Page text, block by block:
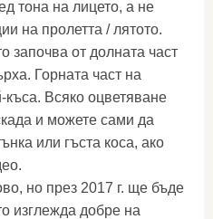
тона на лицето, а не
на пролетта / лятото.
започва от долната част
Горната част на
къса. Всяко оцветяване
и можете сами да
или гъста коса, ако
но през 2017 г. ще бъде
изглежда добре на